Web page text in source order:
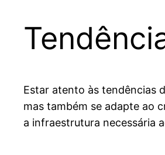
Estar atento às tendências
mas também se adapte ao
a infraestrutura necessária